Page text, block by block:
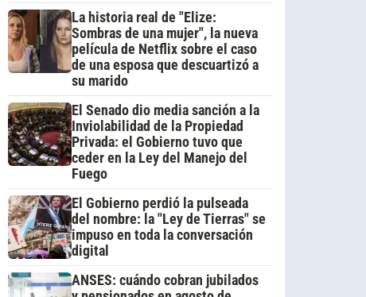
La historia real de "Elize:
Sombras de una mujer", la nueva
película de Netflix sobre el caso
de una esposa que descuartizó a
su marido
El Senado dio media sanción a la
Inviolabilidad de la Propiedad
Privada: el Gobierno tuvo que
ceder en la Ley del Manejo del
Fuego
El Gobierno perdió la pulseada
del nombre: la "Ley de Tierras" se
impuso en toda la conversación
digital
ANSES: cuándo cobran jubilados